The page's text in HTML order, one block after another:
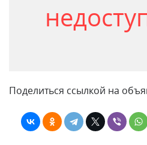
Поделиться ссылкой на